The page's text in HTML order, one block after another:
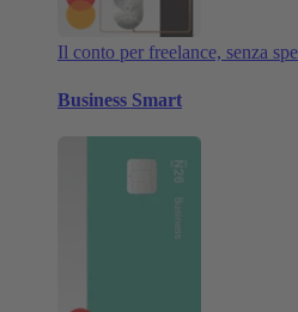
Il conto per freelance, senza
Business Smart